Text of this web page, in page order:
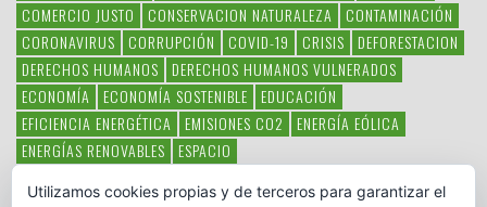
COMERCIO JUSTO
CONSERVACION NATURALEZA
CONTAMINACIÓN
CORONAVIRUS
CORRUPCIÓN COVID-19 CRISIS
DEFORESTACION
DERECHOS HUMANOS
DERECHOS HUMANOS VULNERADOS
ECONOMÍA
ECONOMÍA SOSTENIBLE
EDUCACIÓN
EFICIENCIA ENERGÉTICA
EMISIONES CO2
ENERGÍA EÓLICA
ENERGÍAS RENOVABLES
ESPACIO
Utilizamos cookies propias y de terceros para garantizar el